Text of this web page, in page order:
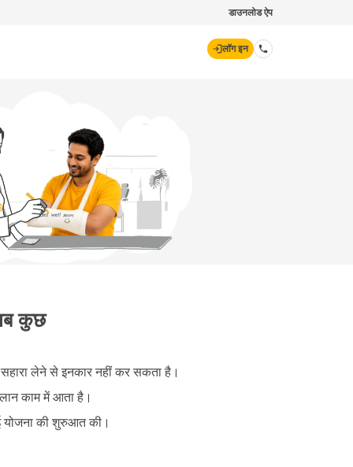
डाउनलोड ऐप
लॉग इन
hello@godigit.com
कुछ
लेने से इनकार नहीं कर सकता है।
काम में आता है।
योजना की शुरुआत की।